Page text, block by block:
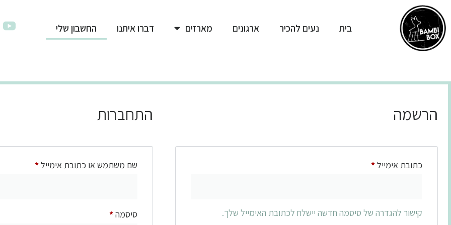
בית נעים להכיר ארגונים מארזים דברו איתנו החשבון שלי
התחברות
שם משתמש או כתובת אימייל*
סיסמה*
הרשמה
כתובת אימייל*
קישור להגדרה של סיסמה חדשה יישלח לכתובת האימייל שלך.